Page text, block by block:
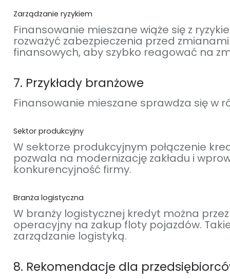
Zarządzanie ryzykiem
Finansowanie mieszane wiąże się z
rozważyć zabezpieczenia przed
finansowych, aby szybko reagować na
7. Przykłady branżowe
Finansowanie mieszane sprawdza się w
Sektor produkcyjny
W sektorze produkcyjnym połączenie
pozwala na modernizację zakładu i
konkurencyjność firmy.
Branża logistyczna
W branży logistycznej kredyt można
operacyjny na zakup floty pojazdów.
zarządzanie logistyką.
8. Rekomendacje dla